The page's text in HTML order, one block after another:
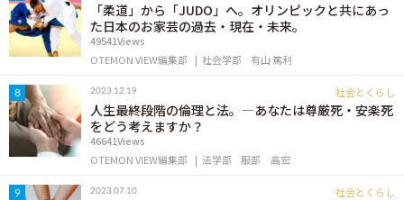
「柔道」から「JUDO」へ。オリンピックと共にあっ
た日本のお家芸の過去・現在・未来。
49541Views
OTEMON VIEW編集部
社会学部 有山 篤利
8 2023.12.19 社会とくらし
人生最終段階の倫理と法。―あなたは尊厳死・安楽死
をどう考えますか？
46641Views
OTEMON VIEW編集部
法学部 服部 高宏
9 2023.07.10 社会とくらし